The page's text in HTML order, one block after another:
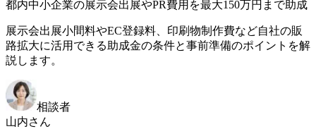
都内中小企業の展示会出展やPR費用を最大150万円まで助成
展示会出展小間料やEC登録料、印刷物制作費など自社の販
路拡大に活用できる助成金の条件と事前準備のポイントを解
説します。
相談者
山内さん